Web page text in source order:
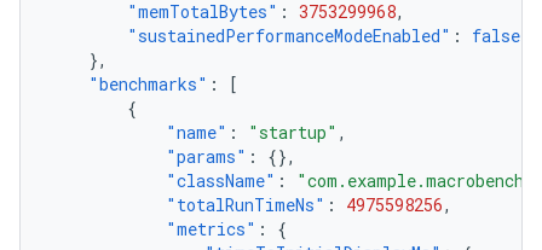
"memTotalBytes" : 3753299968,
"sustainedPerformanceModeEnabled" :
false
},
"benchmarks" :
[
{
"name" : "startup" ,
"params" :
{},
"className" :
"totalRunTimeNs" : 4975598256,
"metrics" :
{